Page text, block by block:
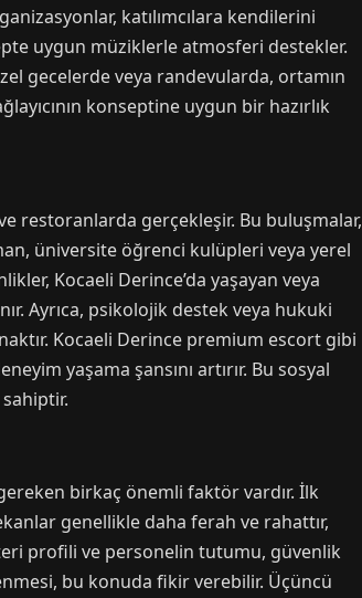
katılımcılara kendilerini
uygun müziklerle atmosferi destekler.
gecelerde veya randevularda, ortamın
konseptine uygun bir hazırlık
restoranlarda gerçekleşir. Bu buluşmalar,
üniversite öğrenci kulüpleri veya yerel
Kocaeli Derince’da yaşayan veya
Ayrıca, psikolojik destek veya hukuki
Kocaeli Derince premium escort gibi
yaşama şansını artırır. Bu sosyal
birkaç önemli faktör vardır. İlk
genellikle daha ferah ve rahattır,
profili ve personelin tutumu, güvenlik
bu konuda fikir verebilir. Üçüncü